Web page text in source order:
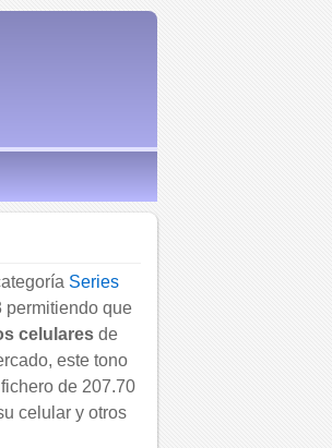
Series
permitiendo que
celulares de
este tono
de 207.70
celular y otros